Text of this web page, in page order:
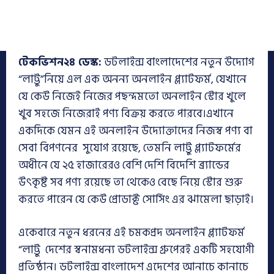
টেকভিশন২৪ ডেস্ক:ডটলাইন্স বাংলাদেশের নতুন উদ্যোগ
“লাট্টু”নিয়ে এল এক অনন্য অনলাইন প্ল্যাটফর্ম, যেখানে
যে কেউ নিজেই নিজের পছন্দমতো অনলাইন স্টোর খুলে
খুব সহজে নিজেরাই পণ্য বিক্রয় করতে পারবে।এখানে
একদিকে যেমন এই অনলাইন উদ্যোক্তাদের নিজস্ব পণ্য বা
সেবা বিপণনের সুযোগ রয়েছে, তেমনি লাট্টু প্ল্যাটফর্মের
অধীনে যে ২৫ হাজারেরও বেশি দেশি বিদেশি ব্র‍্যান্ডের
উৎকৃষ্ট সব পণ্য রয়েছে তা থেকেও বেছে নিয়ে স্টোর শুরু
করতে পারেন যে কেউ প্রোডাক্ট সোর্সিং এর ঝামেলা ছাড়াই।
একেবারে নতুন ধরনের এই চমকপ্রদ অনলাইন প্ল্যাটফর্ম
“লাট্টু দেশের স্বনামধন্য ডটলাইন্স গ্রুপেরই একটি সহযোগী
প্রতিষ্ঠান। ডটলাইন্স বাংলাদেশ এদেশের আনাচে কানাচে